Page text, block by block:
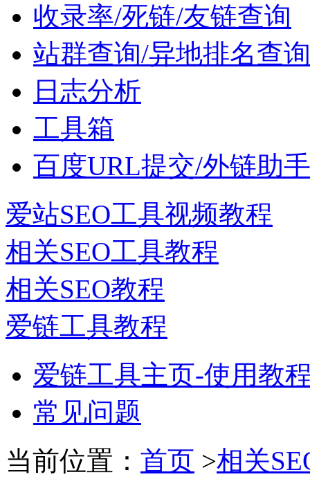
收录率/死链/友链查询
站群查询/异地排名查询
日志分析
工具箱
百度URL提交/外链助手
爱站SEO工具视频教程
相关SEO工具教程
相关SEO教程
爱链工具教程
爱链工具主页-使用教
常见问题
当前位置： 首页 >相关